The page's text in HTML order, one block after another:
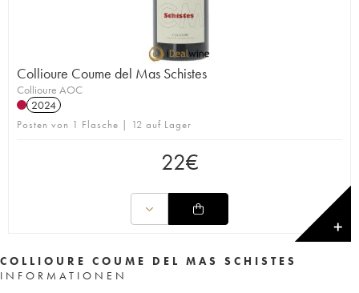
Collioure Coume del Mas Schistes
Collioure AOC
2024
Posten von 1 Flasche | 12 auf Lager
22€
✕
COLLIOURE COUME DEL MAS SCHISTES
INFORMATIONEN